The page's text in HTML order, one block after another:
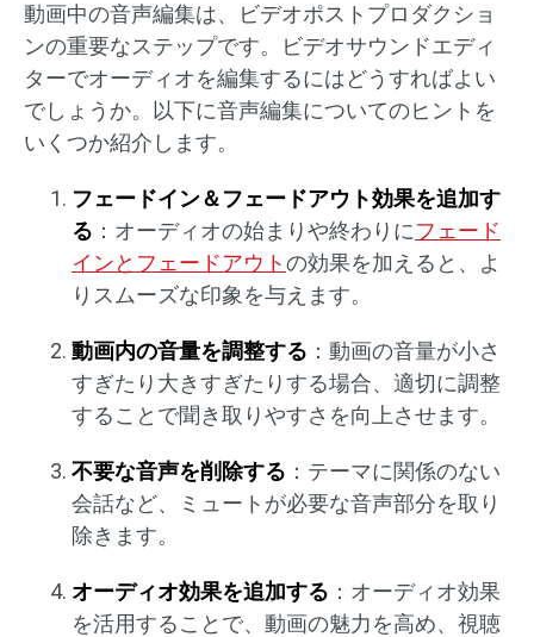
動画中の音声編集は、ビデオポストプロダクショ
ンの重要なステップです。ビデオサウンドエディ
ターでオーディオを編集するにはどうすればよい
でしょうか。以下に音声編集についてのヒントを
いくつか紹介します。
フェードイン＆フェードアウト効果を追加す
る ：オーディオの始まりや終わりにフェード
インとフェードアウトの効果を加えると、よ
りスムーズな印象を与えます。
動画内の音量を調整する ：動画の音量が小さ
すぎたり大きすぎたりする場合、適切に調整
することで聞き取りやすさを向上させます。
不要な音声を削除する ：テーマに関係のない
会話など、ミュートが必要な音声部分を取り
除きます。
オーディオ効果を追加する ：オーディオ効果
を活用することで、動画の魅力を高め、視聴